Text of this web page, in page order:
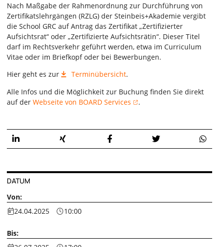
Nach Maßgabe der Rahmenordnung zur Durchführung von
Zertifikatslehrgängen (RZLG) der Steinbeis+Akademie vergibt
die School GRC auf Antrag das Zertifikat „Zertifizierter
Aufsichtsrat“ oder „Zertifizierte Aufsichtsrätin“. Dieser Titel
darf im Rechtsverkehr geführt werden, etwa im Curriculum
Vitae oder im Briefkopf oder bei Bewerbungen.
Hier geht es zur
Terminübersicht.
Alle Infos und die Möglichkeit zur Buchung finden Sie direkt
auf der Webseite von BOARD Services .
DATUM
Von:
24.04.2025
10:00
Bis: